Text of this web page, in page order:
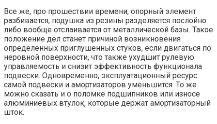
Все же, про прошествии времени, опорный элемент
разбивается, подушка из резины разделяется послойно
либо вообще отслаивается от металлической базы. Такое
положение дел станет причиной возникновения
определенных приглушенных стуков, если двигаться по
неровной поверхности, что также ухудшит рулевую
управляемость и снизит эффективность функционала
подвески. Одновременно, эксплуатационный ресурс
самой подвески и амортизаторов уменьшится. То же
можно сказать и о поломке подшипников или износе
алюминиевых втулок, которые держат амортизаторный
шток.